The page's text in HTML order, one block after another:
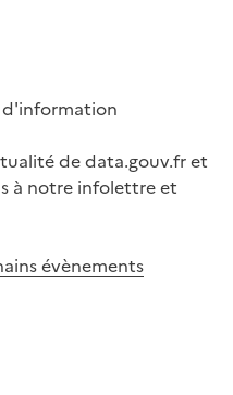
de data.gouv.fr et
à notre infolettre et
évènements